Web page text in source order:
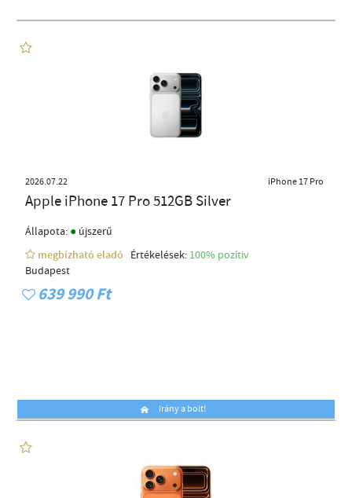
2026.07.22 iPhone 17 Pro
Apple iPhone 17 Pro 512GB Silver
Állapota: ● újszerű
megbízható eladó
Értékelések: 100% pozítiv
Budapest
639 990 Ft
Irány a bolt!